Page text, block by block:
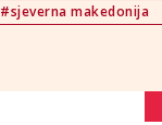
#sjeverna makedonija